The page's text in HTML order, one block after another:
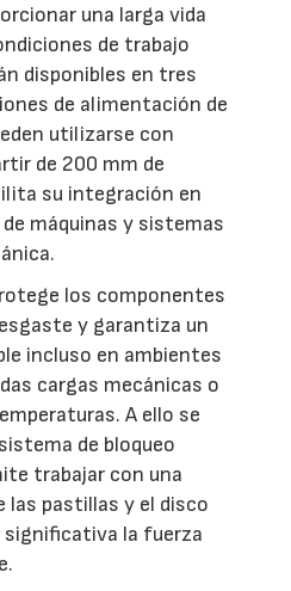
una larga vida
de trabajo
disponibles en tres
de alimentación de
utilizarse con
de 200 mm de
su integración en
máquinas y sistemas
los componentes
y garantiza un
incluso en ambientes
cargas mecánicas o
A ello se
de bloqueo
trabajar con una
las pastillas y el disco
significativa la fuerza